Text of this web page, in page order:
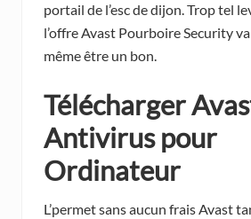
portail de l’esc de dijon. Trop tel
l’offre Avast Pourboire Security
même être un bon.
Télécharger
Antivirus pour
Ordinateur
L’permet sans aucun frais Avast